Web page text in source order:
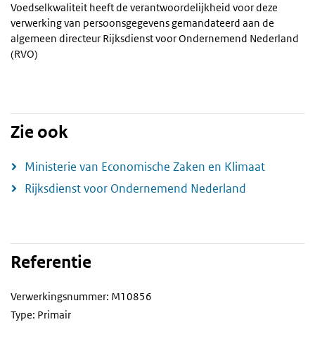
Voedselkwaliteit heeft de verantwoordelijkheid voor deze
verwerking van persoonsgegevens gemandateerd aan de
algemeen directeur Rijksdienst voor Ondernemend Nederland
(RVO)
Zie ook
Ministerie van Economische Zaken en Klimaat
Rijksdienst voor Ondernemend Nederland
Referentie
Verwerkingsnummer: M10856
Type: Primair